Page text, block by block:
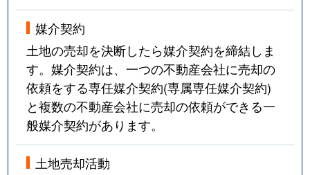
媒介契約
土地の売却を決断したら媒介契約を締結しま
す。媒介契約は、一つの不動産会社に売却の
依頼をする専任媒介契約(専属専任媒介契約)
と複数の不動産会社に売却の依頼ができる一
般媒介契約があります。
土地売却活動